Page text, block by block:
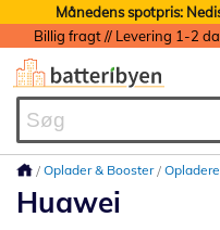
Månedens spotpris:
Oplader & Booster
Huawei